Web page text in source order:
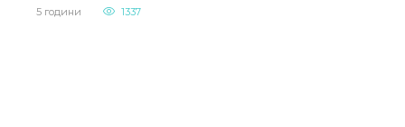
5 години 1337